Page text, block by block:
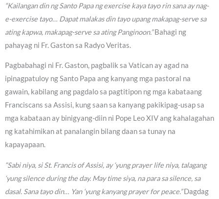
“Kailangan din ng Santo Papa ng exercise kaya tayo rin sana ay nag-
e-exercise tayo… Dapat malakas din tayo upang makapag-serve sa
ating kapwa, makapag-serve sa ating Panginoon.”Bahagi ng
pahayag ni Fr. Gaston sa Radyo Veritas.
Pagbabahagi ni Fr. Gaston, pagbalik sa Vatican ay agad na
ipinagpatuloy ng Santo Papa ang kanyang mga pastoral na
gawain, kabilang ang pagdalo sa pagtitipon ng mga kabataang
Franciscans sa Assisi, kung saan sa kanyang pakikipag-usap sa
mga kabataan ay binigyang-diin ni Pope Leo XIV ang kahalagahan
ng katahimikan at panalangin bilang daan sa tunay na
kapayapaan.
“Sabi niya, si St. Francis of Assisi, ay ‘yung prayer life niya, talagang
‘yung silence during the day. May time siya, na para sa silence, sa
dasal. Sana tayo din… Yan ‘yung kanyang prayer for peace.”Dagdag